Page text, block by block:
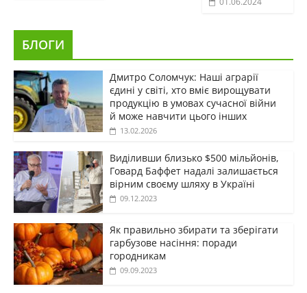
БЛОГИ
Дмитро Соломчук: Наші аграрії
єдині у світі, хто вміє вирощувати
продукцію в умовах сучасної війни
й може навчити цього інших
13.02.2026
Виділивши близько $500 мільйонів,
Говард Баффет надалі залишається
вірним своєму шляху в Україні
09.12.2023
Як правильно збирати та зберігати
гарбузове насіння: поради
городникам
09.09.2023